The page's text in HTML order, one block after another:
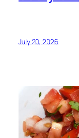
July 20, 2026